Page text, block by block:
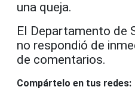
una queja.
El Departamento de
no respondió de
de comentarios.
Compártelo en tus redes: